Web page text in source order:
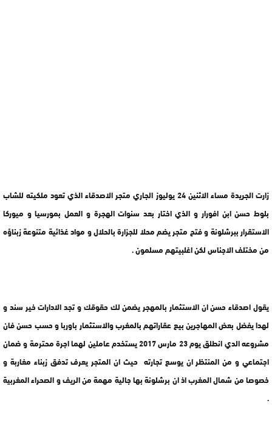
زارت الجريدة مساء الاثنين 24 يوليوز الجاري متجر الاصدقاء الذي تعود ملكيته للشاب
بلوط حسن ابن افورار و الذي اختار بعد سنوات الهجرة و العمل بمورسيا و ميوركا
الاستقرار ببرشلونة و فتح متجر يضم محلا للجزارة بالحلال و مواد غذائية متنوعة زبناؤه
من مختلف الاجناس لكن اغلبيتهم مسلمون .
يقول اصدقاء حسن ان الاستثمار بالمهجر يضمن لك حقوقك و تجد الادارات خير سند و
لهدا يفضل بعض المهاجرين بيع عقاراتهم بالمغرب والاستثمار باوربا و حسب حسن فان
مشروعه الدي انطلق يوم 23 مارس 2017 يستخدم عاملين لهما اجرة محترمة و ضمان
اجتماعي و من المنتظر ان يوسع تجارته حيث ان المتجر يعرف تدفق زبناء مغاربة و
خصوصا من شمال المغرب اذ ان برشلونة بها جالية مهمة من الريف و الصحراء المغربية
.